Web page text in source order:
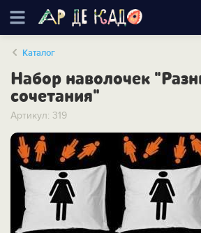
Каталог
Набор наволочек
сочетания"
Артикул: 319